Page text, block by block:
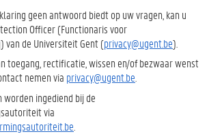
geen antwoord biedt op uw vragen, kan u
Officer (Functionaris voor
van de Universiteit Gent (privacy@ugent.be).
toegang, rectificatie, wissen en/of bezwaar wenst
nemen via privacy@ugent.be
ingediend bij de
via